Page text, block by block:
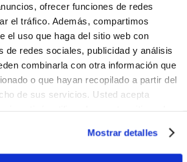
ofrecer funciones de redes
el tráfico. Además, compartimos
el uso que haga del sitio web con
de redes sociales, publicidad y análisis
combinarla con otra información que
o que hayan recopilado a partir del
de sus servicios. Usted acepta
Mostrar detalles
Unión Europea.
deudor responda a la orden
monitorio europeo
ordinario correspondiente
haya interpuesto la demanda de
información sobre diferentes